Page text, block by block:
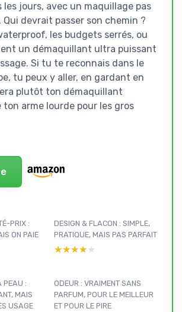
jours, avec un maquillage pas
devrait passer son chemin ?
les budgets serrés, ou
un démaquillant ultra puissant
Si tu te reconnais dans le
tu peux y aller, en gardant en
plutôt ton démaquillant
ton arme lourde pour les gros
PRIX :
ON PAIE
DESIGN & FLACON : SIMPLE,
PRATIQUE, MAIS PAS PARFAIT
★★★★★
★★★★★
PEAU :
MAIS
USAGE
ODEUR : VRAIMENT SANS
PARFUM, POUR LE MEILLEUR
ET POUR LE PIRE